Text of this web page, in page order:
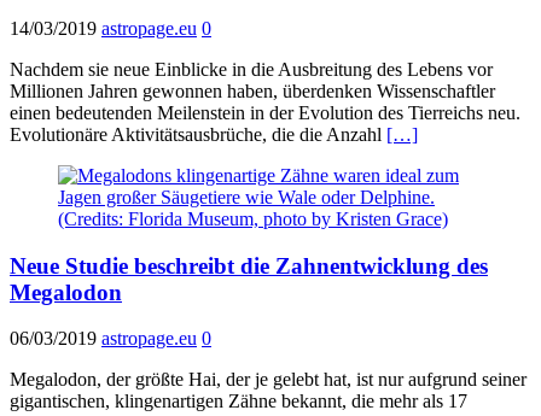
14/03/2019 astropage.eu 0
Nachdem sie neue Einblicke in die Ausbreitung des Lebens vor
Millionen Jahren gewonnen haben, überdenken Wissenschaftler
einen bedeutenden Meilenstein in der Evolution des Tierreichs neu.
Evolutionäre Aktivitätsausbrüche, die die Anzahl […]
Neue Studie beschreibt die Zahnentwicklung des
Megalodon
06/03/2019 astropage.eu 0
Megalodon, der größte Hai, der je gelebt hat, ist nur aufgrund seiner
gigantischen, klingenartigen Zähne bekannt, die mehr als 17